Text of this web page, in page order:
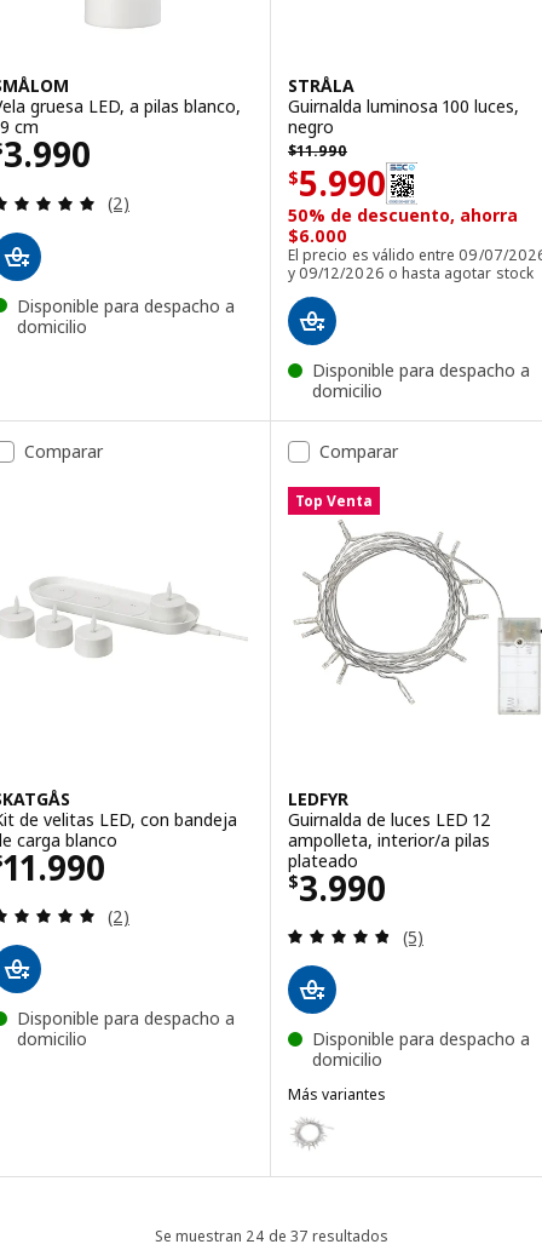
gruesa LED, a pilas blanco,
cm
3.990$ 3990
Revisa: 5 de 5 estrellas. Total opiniones:
(2)
Disponible para despacho a
domicilio
STRÅLA
Guirnalda luminosa 100 luces,
negro
$11.990
$ 11990
$5.990
Precio $ 5990
50% de descuento, ahorra
$6.000
El precio es válido entre 09/07/
y 09/12/2026 o hasta agotar stock
Disponible para despacho a
domicilio
Comparar
de velitas LED, con bandeja
carga blanco
11.990$ 11990
Revisa: 5 de 5 estrellas. Total opiniones:
(2)
Disponible para despacho a
domicilio
Comparar
Top Venta
LEDFYR
Guirnalda de luces LED 12
ampolleta, interior/a pilas
plateado
$3.990
Precio $ 3990
Revisa: 4.8 de
(5)
Disponible para despacho a
domicilio
Más variantes
LEDFYR
Opción: LEDFYR, Guirnalda
Se muestran 24 de 37 resultados